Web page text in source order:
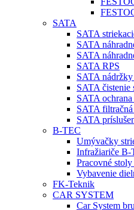
SATA
SATA
SATA
SATA
SATA RPS
SATA
SATA čistenie
SATA
SATA
SATA
B-TEC
Umývačky
Infražiariče B-
Pracovné
Vybavenie
FK-Teknik
CAR SYSTEM
Car System